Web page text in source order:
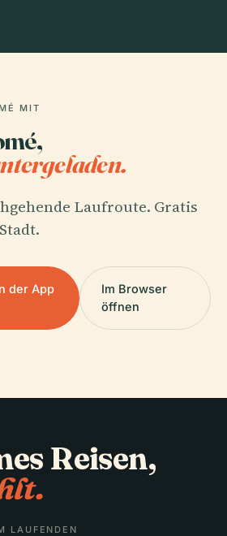
MIT
Laufroute. Gratis
der App
Im Browser
öffnen
Reisen,
LAUFENDEN